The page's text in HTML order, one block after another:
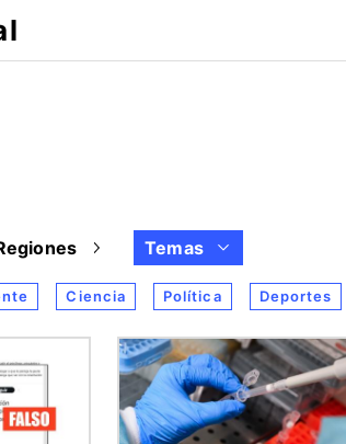
Temas
Ciencia Política Deportes
Imagen